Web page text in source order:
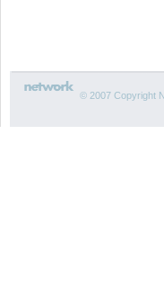
© 2007 Copyright